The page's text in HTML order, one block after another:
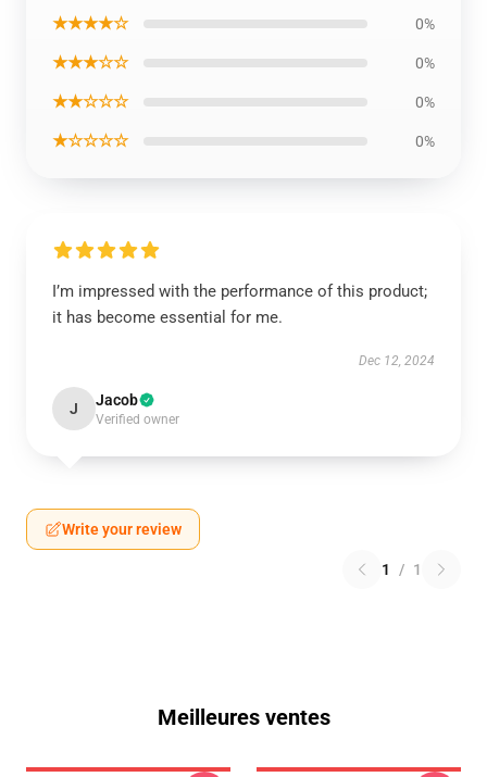
★★★★☆ 0%
★★★☆☆ 0%
★★☆☆☆ 0%
★☆☆☆☆ 0%
I’m impressed with the performance of this product;
it has become essential for me.
Dec 12, 2024
J Jacob
Verified owner
Write your review
1 / 1
Meilleures ventes